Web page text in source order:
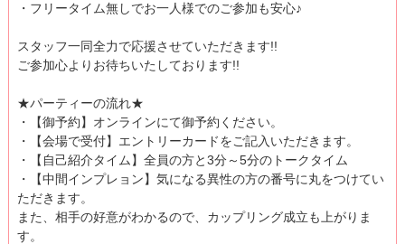
・フリータイム無しでお一人様でのご参加も安心♪
スタッフ一同全力で応援させていただきます!!
ご参加心よりお待ちいたしております!!
★パーティーの流れ★
・【御予約】オンラインにて御予約ください。
・【会場で受付】エントリーカードをご記入いただきます。
・【自己紹介タイム】全員の方と3分～5分のトークタイム
・【中間インプレョン】気になる異性の方の番号に丸をつけてい
ただきます。
また、相手の好意がわかるので、カップリング成立も上がりま
す。